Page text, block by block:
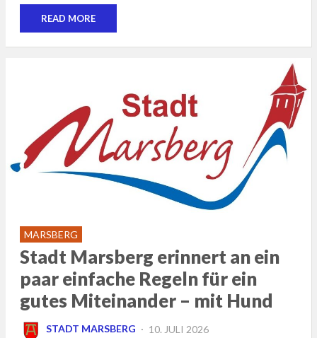
READ MORE
MARSBERG
Stadt Marsberg erinnert an ein
paar einfache Regeln für ein
gutes Miteinander – mit Hund
STADT MARSBERG
POSTED
10. JULI 2026